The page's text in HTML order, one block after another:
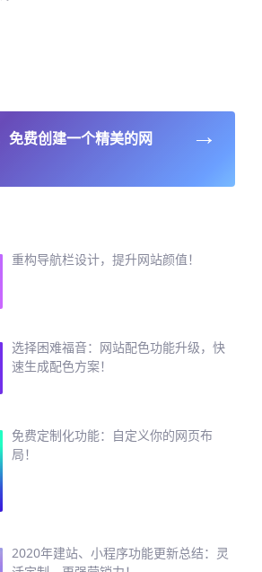
免费创建一个精美的网
→
重构导航栏设计，提升网站颜值！
选择困难福音：网站配色功能升级，快
速生成配色方案！
免费定制化功能：自定义你的网页布
局！
2020年建站、小程序功能更新总结：灵